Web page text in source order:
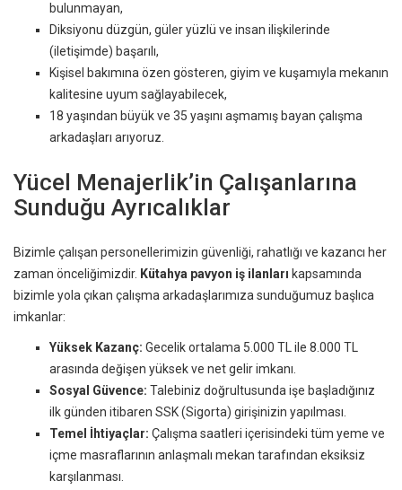
bulunmayan,
Diksiyonu düzgün, güler yüzlü ve insan ilişkilerinde
(iletişimde) başarılı,
Kişisel bakımına özen gösteren, giyim ve kuşamıyla mekanın
kalitesine uyum sağlayabilecek,
18 yaşından büyük ve 35 yaşını aşmamış bayan çalışma
arkadaşları arıyoruz.
Yücel Menajerlik’in Çalışanlarına
Sunduğu Ayrıcalıklar
Bizimle çalışan personellerimizin güvenliği, rahatlığı ve kazancı her
zaman önceliğimizdir. Kütahya pavyon iş ilanları kapsamında
bizimle yola çıkan çalışma arkadaşlarımıza sunduğumuz başlıca
imkanlar:
Yüksek Kazanç: Gecelik ortalama 5.000 TL ile 8.000 TL
arasında değişen yüksek ve net gelir imkanı.
Sosyal Güvence: Talebiniz doğrultusunda işe başladığınız
ilk günden itibaren SSK (Sigorta) girişinizin yapılması.
Temel İhtiyaçlar: Çalışma saatleri içerisindeki tüm yeme ve
içme masraflarının anlaşmalı mekan tarafından eksiksiz
karşılanması.